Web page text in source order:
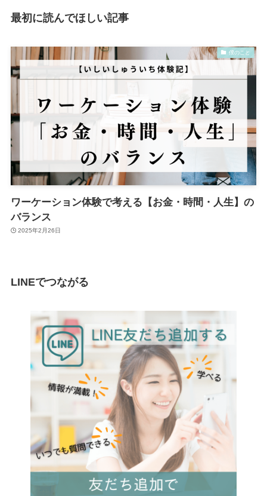
最初に読んでほしい記事
僕のこと
ワーケーション体験で考える【お金・時間・人生】の
バランス
2025年2月26日
LINEでつながる